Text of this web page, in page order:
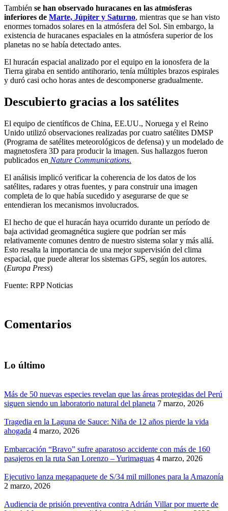
También se han observado huracanes en las atmósferas
inferiores de Marte, Júpiter y Saturno, mientras que se han visto
enormes tornados solares en la atmósfera del Sol. Sin embargo, la
existencia de huracanes espaciales en la atmósfera superior de los
planetas no se había detectado antes.
El huracán espacial analizado por el equipo en la ionosfera de la
Tierra giraba en sentido antihorario, tenía múltiples brazos espirales
y duró casi ocho horas antes de descomponerse gradualmente.
Descubierto gracias a los satélites
El equipo de científicos de China, EE.UU., Noruega y el Reino
Unido utilizó observaciones realizadas por cuatro satélites DMSP
(Programa de satélites meteorológicos de defensa) y un modelado de
magnetosfera 3D para producir la imagen. Sus hallazgos fueron
publicados en Nature Communications.
El análisis implicó verificar la coherencia de los datos de los
satélites, radares y otras fuentes, y para construir una imagen
completa de lo que había sucedido y asegurarse de que se
entendieran los mecanismos involucrados.
El hecho de que el huracán haya ocurrido durante un período de
baja actividad geomagnética sugiere que podrían ser más
relativamente comunes dentro de nuestro sistema solar y más allá.
Esto resalta la importancia de una mejor supervisión del clima
espacial, que puede alterar los sistemas GPS, según los autores.
(Europa Press)
Fuente: RPP Noticias
Comentarios
Lo último
Más de 50 nuevas especies revelan que las áreas protegidas del Perú
siguen siendo un laboratorio natural del planeta 7 marzo, 2026
Tragedia en la Laguna de Sauce: Niña de 12 años pierde la vida
ahogada 4 marzo, 2026
Embarcación “Bravo” sufre aparatoso accidente con más de 160
pasajeros en la ruta San Lorenzo – Yurimaguas 4 marzo, 2026
Ejecutivo lanza megapaquete de S/34 mil millones para la Amazonía
2 marzo, 2026
Audiencia de prisión preventiva contra Adrián Villar por muerte de